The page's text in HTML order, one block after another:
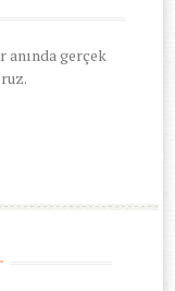
anında gerçek